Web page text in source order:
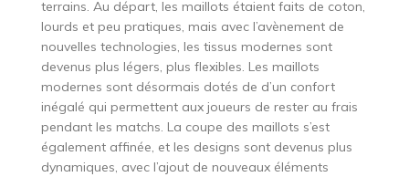
terrains. Au départ, les maillots étaient faits de coton,
lourds et peu pratiques, mais avec l’avènement de
nouvelles technologies, les tissus modernes sont
devenus plus légers, plus flexibles. Les maillots
modernes sont désormais dotés de d’un confort
inégalé qui permettent aux joueurs de rester au frais
pendant les matchs. La coupe des maillots s’est
également affinée, et les designs sont devenus plus
dynamiques, avec l’ajout de nouveaux éléments